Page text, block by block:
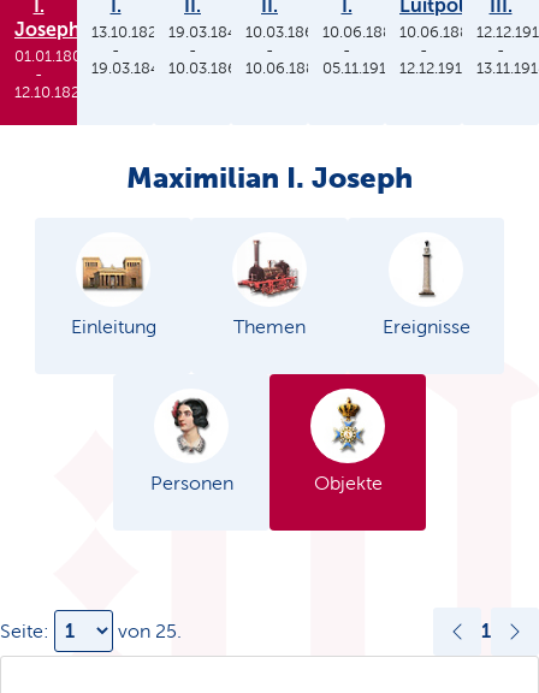
I.
Joseph
01.01.1806
-
12.10.1825
I.
13.10.1825
-
19.03.1848
II.
19.03.1848
-
10.03.1864
II.
10.03.1864
-
10.06.1886
I.
10.06.1886
-
05.11.1913
Luitpold
10.06.1886
-
12.12.1912
III.
-
Maximilian I. Joseph
Einleitung Themen Ereignisse
Personen Objekte
Seite: von 25. 1